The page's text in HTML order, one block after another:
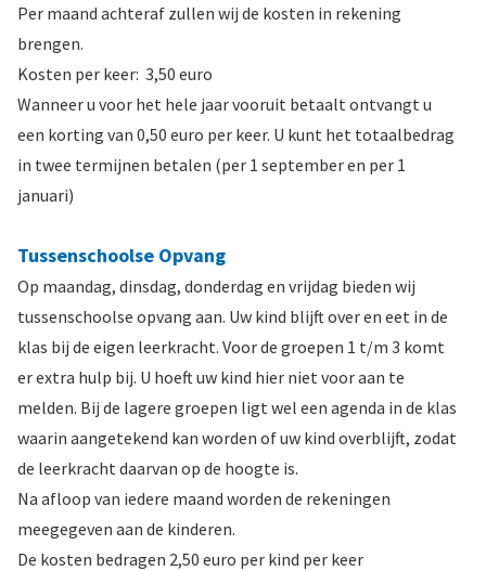
Per maand achteraf zullen wij de kosten in rekening
brengen.
Kosten per keer: 3,50 euro
Wanneer u voor het hele jaar vooruit betaalt ontvangt u
een korting van 0,50 euro per keer. U kunt het totaalbedrag
in twee termijnen betalen (per 1 september en per 1
januari)
Tussenschoolse Opvang
Op maandag, dinsdag, donderdag en vrijdag bieden wij
tussenschoolse opvang aan. Uw kind blijft over en eet in de
klas bij de eigen leerkracht. Voor de groepen 1 t/m 3 komt
er extra hulp bij. U hoeft uw kind hier niet voor aan te
melden. Bij de lagere groepen ligt wel een agenda in de klas
waarin aangetekend kan worden of uw kind overblijft, zodat
de leerkracht daarvan op de hoogte is.
Na afloop van iedere maand worden de rekeningen
meegegeven aan de kinderen.
De kosten bedragen 2,50 euro per kind per keer